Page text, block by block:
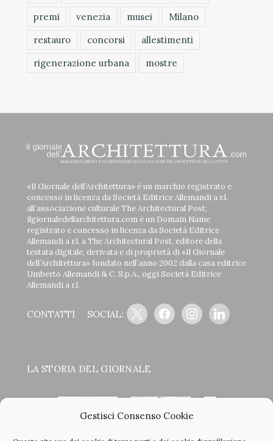
Gestisci Consenso Cookie
premi
venezia musei
Milano
restauro
concorsi
allestimenti
rigenerazione urbana
mostre
«Il Giornale dell’Architettura» è un marchio registrato e
concesso in licenza da Società Editrice Allemandi a r.l.
all’associazione culturale The Architectural Post;
ilgiornaledellarchitettura.com è un Domain Name
registrato e concesso in licenza da Società Editrice
Allemandi a r.l. a The Architectural Post, editore della
testata digitale, derivata e di proprietà di «Il Giornale
dell’Architettura» fondato nell’anno 2002 dalla casa editrice
Umberto Allemandi & C. S.p.A., oggi Società Editrice
Allemandi a r.l.
CONTATTI SOCIAL:
x facebookinstagramlinkedin
LA STORIA DEL GIORNALE